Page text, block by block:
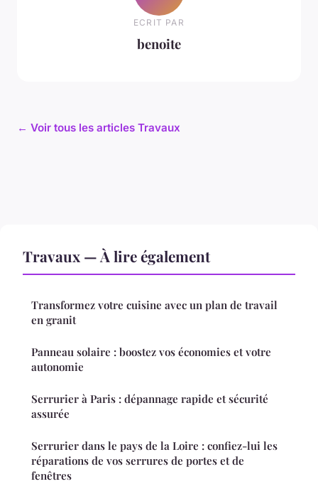
ECRIT PAR
benoite
← Voir tous les articles Travaux
Travaux — À lire également
Transformez votre cuisine avec un plan de travail
en granit
Panneau solaire : boostez vos économies et votre
autonomie
Serrurier à Paris : dépannage rapide et sécurité
assurée
Serrurier dans le pays de la Loire : confiez-lui les
réparations de vos serrures de portes et de
fenêtres